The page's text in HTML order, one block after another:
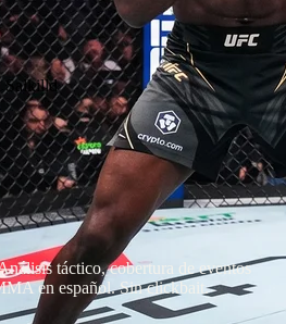
Salkilld
táctico, cobertura de eventos
en español. Sin clickbait.